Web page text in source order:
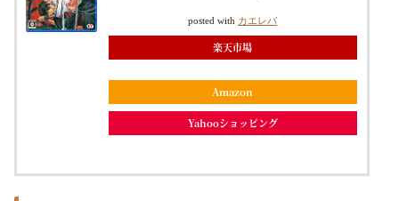
posted with カエレバ
楽天市場
Amazon
Yahooショッピング